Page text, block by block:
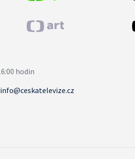
info@ceskatelevize.cz